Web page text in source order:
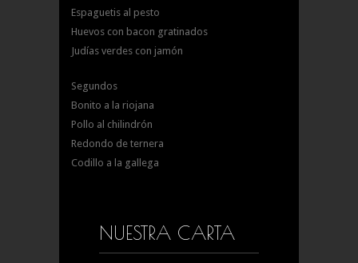
Espaguetis al pesto
Huevos con bacon gratinados
Judías verdes con jamón
Segundos
Bonito a la riojana
Pollo al chilindrón
Redondo de ternera
Codillo a la gallega
NUESTRA CARTA